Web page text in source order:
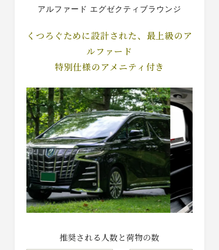
アルファード エグゼクティブラウンジ
くつろぐために設計された、 最上級のア
ルファード
特別仕様のアメニティ付き
推奨される人数と荷物の数